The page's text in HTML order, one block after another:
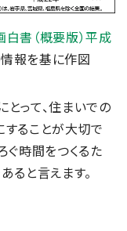
書（概要版）平成
情報を基に作図
って、住まいでの
することが大切で
ぐ時間をつくるた
ると言えます。